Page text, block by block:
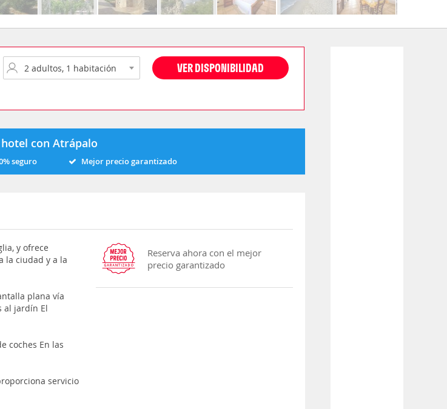
VER DISPONIBILIDAD
con Atrápalo
seguro Mejor precio garantizado
y ofrece
la ciudad y a la
plana vía
al jardín El
coches En las
servicio
Reserva ahora con el mejor
precio garantizado